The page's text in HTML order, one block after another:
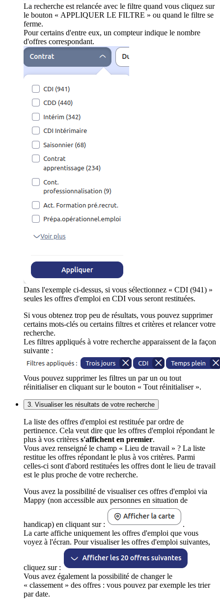
La recherche est relancée avec le filtre quand vous cliquez sur
le bouton « APPLIQUER LE FILTRE » ou quand le filtre se
ferme.
Pour certains d'entre eux, un compteur indique le nombre
d'offres correspondant.
Dans l'exemple ci-dessus, si vous sélectionnez « CDI (941) »
seules les offres d'emploi en CDI vous seront restituées.
Si vous obtenez trop peu de résultats, vous pouvez supprimer
certains mots-clés ou certains filtres et critères et relancer votre
recherche.
Les filtres appliqués à votre recherche apparaissent de la façon
suivante :
Vous pouvez supprimer les filtres un par un ou tout
réinitialiser en cliquant sur le bouton « Tout réinitialiser ».
3. Visualiser les résultats de votre recherche
La liste des offres d'emploi est restituée par ordre de
pertinence. Cela veut dire que les offres d'emploi répondant le
plus à vos critères s'affichent en premier.
Vous avez renseigné le champ « Lieu de travail » ? La liste
restitue les offres répondant le plus à vos critères. Parmi
celles-ci sont d'abord restituées les offres dont le lieu de travail
est le plus proche de votre recherche.
Vous avez la possibilité de visualiser ces offres d'emploi via
Mappy (non accessible aux personnes en situation de
handicap) en cliquant sur :
.
La carte affiche uniquement les offres d'emploi que vous
voyez à l'écran. Pour visualiser les offres d'emploi suivantes,
cliquez sur :
Vous avez également la possibilité de changer le
« classement » des offres : vous pouvez par exemple les trier
par date.